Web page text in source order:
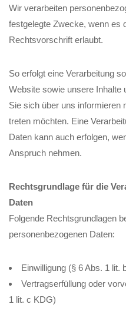
Wir verarbeiten
festgelegte Zwecke, wenn es
Rechtsvorschrift erlaubt.
So erfolgt eine Verarbeitung
Website sowie unsere Inhalte
Sie sich über uns informieren
treten möchten. Eine
Daten kann auch erfolgen,
Anspruch nehmen.
Rechtsgrundlage für die
Daten
Folgende Rechtsgrundlagen
personenbezogenen Daten:
Einwilligung (§ 6 Abs. 1 lit.
Vertragserfüllung oder
1 lit. c KDG)